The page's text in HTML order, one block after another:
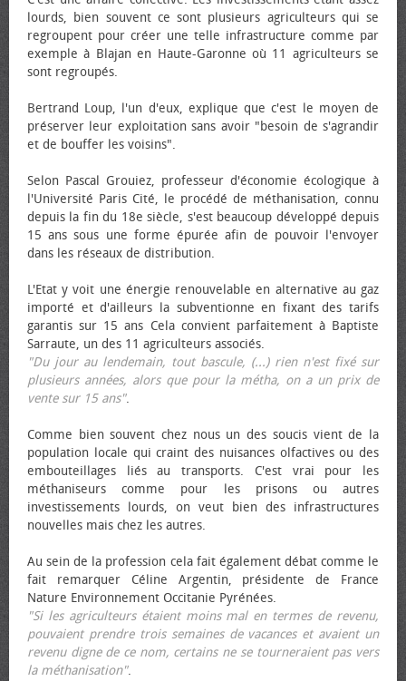
lourds, bien souvent ce sont plusieurs agriculteurs qui se
regroupent pour créer une telle infrastructure comme par
exemple à Blajan en Haute-Garonne où 11 agriculteurs se
sont regroupés.
Bertrand Loup, l'un d'eux, explique que c'est le moyen de
préserver leur exploitation sans avoir "besoin de s'agrandir
et de bouffer les voisins".
Selon Pascal Grouiez, professeur d'économie écologique à
l'Université Paris Cité, le procédé de méthanisation, connu
depuis la fin du 18e siècle, s'est beaucoup développé depuis
15 ans sous une forme épurée afin de pouvoir l'envoyer
dans les réseaux de distribution.
L'Etat y voit une énergie renouvelable en alternative au gaz
importé et d'ailleurs la subventionne en fixant des tarifs
garantis sur 15 ans Cela convient parfaitement à Baptiste
Sarraute, un des 11 agriculteurs associés.
"Du jour au lendemain, tout bascule, (...) rien n'est fixé sur
plusieurs années, alors que pour la métha, on a un prix de
vente sur 15 ans".
Comme bien souvent chez nous un des soucis vient de la
population locale qui craint des nuisances olfactives ou des
embouteillages liés au transports. C'est vrai pour les
méthaniseurs comme pour les prisons ou autres
investissements lourds, on veut bien des infrastructures
nouvelles mais chez les autres.
Au sein de la profession cela fait également débat comme le
fait remarquer Céline Argentin, présidente de France
Nature Environnement Occitanie Pyrénées.
"Si les agriculteurs étaient moins mal en termes de revenu,
pouvaient prendre trois semaines de vacances et avaient un
revenu digne de ce nom, certains ne se tourneraient pas vers
la méthanisation".